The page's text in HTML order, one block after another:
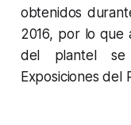
obtenidos
2016, por lo que
del plantel
Exposiciones del